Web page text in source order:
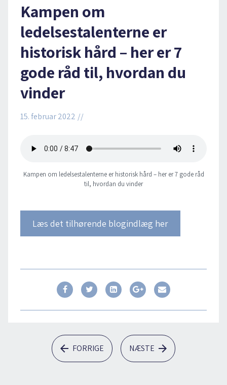
Kampen om
ledelsestalenterne er
historisk hård – her er 7
gode råd til, hvordan du
vinder
15. februar 2022 //
Kampen om ledelsestalenterne er historisk hård – her er 7 gode råd
til, hvordan du vinder
Læs det tilhørende blogindlæg her
FORRIGE NÆSTE